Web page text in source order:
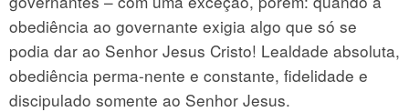
obediência ao governante exigia algo que só se
podia dar ao Senhor Jesus Cristo! Lealdade absoluta,
obediência perma-nente e constante, fidelidade e
discipulado somente ao Senhor Jesus.